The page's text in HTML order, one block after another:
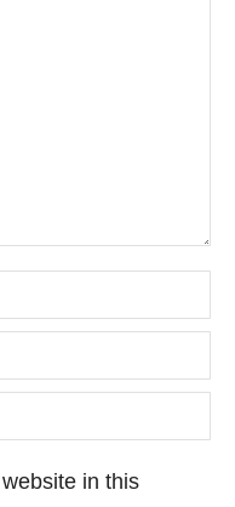
in this